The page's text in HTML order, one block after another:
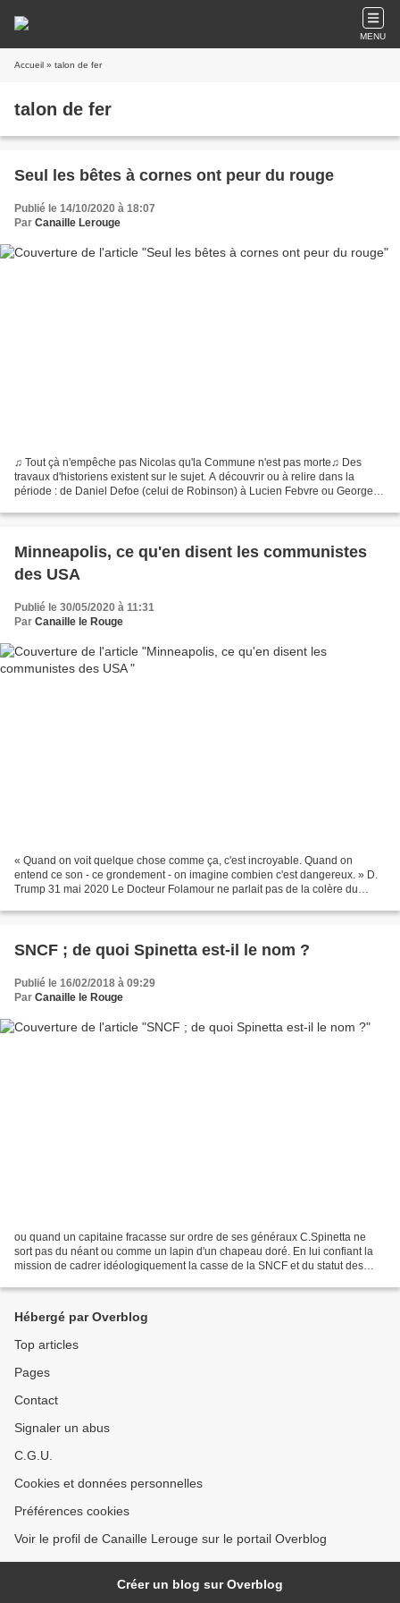
MENU
Accueil » talon de fer
talon de fer
Seul les bêtes à cornes ont peur du rouge
Publié le 14/10/2020 à 18:07
Par Canaille Lerouge
♫ Tout çà n'empêche pas Nicolas qu'la Commune n'est pas morte♫ Des
travaux d'historiens existent sur le sujet. A découvrir ou à relire dans la
période : de Daniel Defoe (celui de Robinson) à Lucien Febvre ou Georges
Minneapolis, ce qu'en disent les communistes
des USA
Publié le 30/05/2020 à 11:31
Par Canaille le Rouge
« Quand on voit quelque chose comme ça, c'est incroyable. Quand on
entend ce son - ce grondement - on imagine combien c'est dangereux. » D.
Trump 31 mai 2020 Le Docteur Folamour ne parlait pas de la colère du
SNCF ; de quoi Spinetta est-il le nom ?
Publié le 16/02/2018 à 09:29
Par Canaille le Rouge
ou quand un capitaine fracasse sur ordre de ses généraux C.Spinetta ne
sort pas du néant ou comme un lapin d'un chapeau doré. En lui confiant la
mission de cadrer idéologiquement la casse de la SNCF et du statut des
Hébergé par Overblog
Top articles
Pages
Contact
Signaler un abus
C.G.U.
Cookies et données personnelles
Préférences cookies
Voir le profil de Canaille Lerouge sur le portail Overblog
Créer un blog sur Overblog